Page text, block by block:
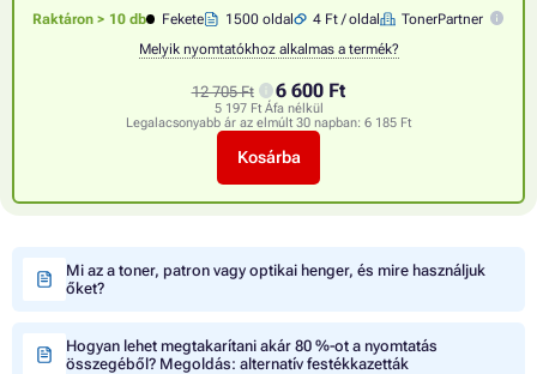
Raktáron > 10 db Fekete 1500 oldal 4 Ft / oldal
TonerPartner
Melyik nyomtatókhoz alkalmas a termék?
12 705 Ft 6 600 Ft
5 197 Ft Áfa nélkül
Legalacsonyabb ár az elmúlt 30 napban: 6 185 Ft
Kosárba
Mi az a toner, patron vagy optikai henger, és mire használjuk
őket?
Hogyan lehet megtakarítani akár 80 %-ot a nyomtatás
összegéből? Megoldás: alternatív festékkazetták